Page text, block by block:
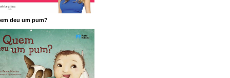
deu um pum?